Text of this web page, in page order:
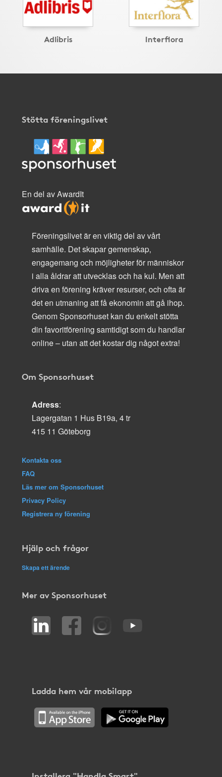
Adlibris Interflora
Stötta föreningslivet
En del av AwardIt
Föreningslivet är en viktig del av vårt
samhälle. Det skapar gemenskap,
engagemang och möjligheter för människor
i alla åldrar att utvecklas och ha kul. Men att
driva en förening kräver resurser, och ofta är
det en utmaning att få ekonomin att gå ihop.
Genom Sponsorhuset kan du enkelt stötta
din favoritförening samtidigt som du handlar
online – utan att det kostar dig något extra!
Om Sponsorhuset
Adress:
Lagergatan 1 Hus B19a, 4 tr
415 11 Göteborg
Kontakta oss
FAQ
Läs mer om Sponsorhuset
Privacy Policy
Registrera ny förening
Hjälp och frågor
Skapa ett ärende
Mer av Sponsorhuset
Ladda hem vår mobilapp